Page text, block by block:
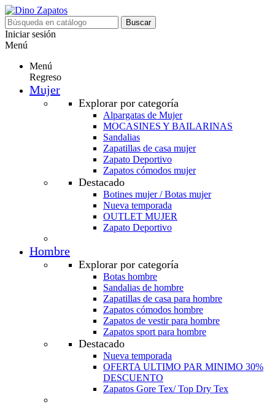
Buscar
Iniciar sesión
Menú
Menú
Regreso
Mujer
Explorar por categoría
Alpargatas de Mujer
MOCASINES Y BAILARINAS
Sandalias
Zapatillas de casa mujer
Zapato Deportivo
Zapatos cómodos mujer
Destacado
Botines mujer / Botas mujer
Nueva temporada
OUTLET MUJER
Zapato Deportivo
Hombre
Explorar por categoría
Botas hombre
Sandalias de hombre
Zapatillas de casa para hombre
Zapatos cómodos hombre
Zapatos de vestir para hombre
Zapatos sport para hombre
Destacado
Nueva temporada
OFERTA ULTIMO PAR MINIMO 30%
DESCUENTO
Zapatos Gore Tex/ Top Dry Tex